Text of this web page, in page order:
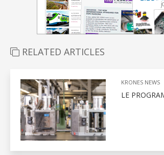
RELATED ARTICLES
KRONES NEWS
LE